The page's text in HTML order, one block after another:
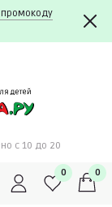
c 10 до 20
0 0